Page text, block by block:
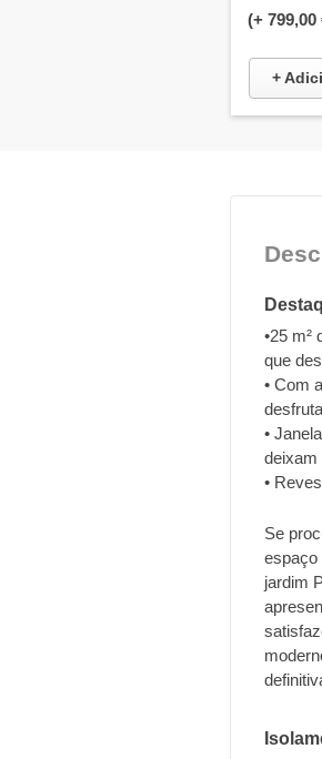
(+ 799,00
+
•25 m²
que
• Com
•
deixam
•
Se
espaço
jardim